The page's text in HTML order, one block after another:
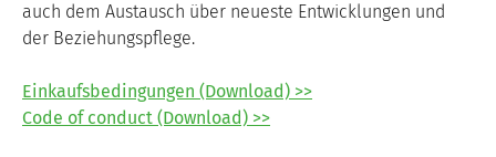
auch dem Austausch über neueste Entwicklungen und
der Beziehungspflege.
Einkaufsbedingungen (Download) >>
Code of conduct (Download) >>